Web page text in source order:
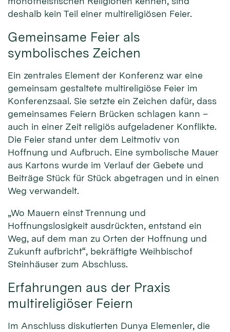
deshalb kein Teil einer multireligiösen Feier.
Gemeinsame Feier als
symbolisches Zeichen
Ein zentrales Element der Konferenz war eine
gemeinsam gestaltete multireligiöse Feier im
Konferenzsaal. Sie setzte ein Zeichen dafür, dass
gemeinsames Feiern Brücken schlagen kann –
auch in einer Zeit religiös aufgeladener Konflikte.
Die Feier stand unter dem Leitmotiv von
Hoffnung und Aufbruch. Eine symbolische Mauer
aus Kartons wurde im Verlauf der Gebete und
Beiträge Stück für Stück abgetragen und in einen
Weg verwandelt.
„Wo Mauern einst Trennung und
Hoffnungslosigkeit ausdrückten, entstand ein
Weg, auf dem man zu Orten der Hoffnung und
Zukunft aufbricht“, bekräftigte Weihbischof
Steinhäuser zum Abschluss.
Erfahrungen aus der Praxis
multireligiöser Feiern
Im Anschluss diskutierten Dunya Elemenler, die